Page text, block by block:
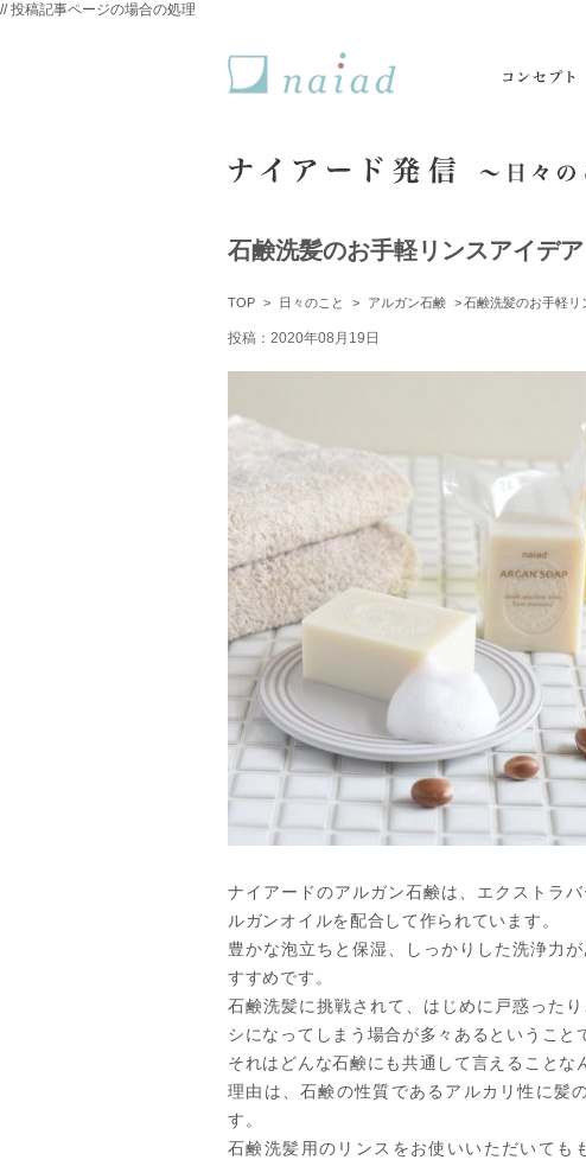
// 投稿記事ページの場合の処理
石鹸洗髪のお手軽リンスアイデア
TOP 日々のこと アルガン石鹸 石鹸洗髪のお手軽リ
投稿：2020年08月19日
ナイアードのアルガン石鹸は、エクストラ
ルガンオイルを配合して作られています。
豊かな泡立ちと保湿、しっかりした洗浄力
すすめです。
石鹸洗髪に挑戦されて、はじめに戸惑った
シになってしまう場合が多々あるということ
それはどんな石鹸にも共通して言えることな
理由は、石鹸の性質であるアルカリ性に髪
す。
石鹸洗髪用のリンスをお使いいただいても